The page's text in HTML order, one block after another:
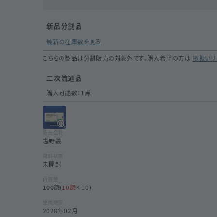
新品分割品
最新の在庫数を見る
こちらの製品は分割販売の対象外です。購入希望の方は 取扱いリ
二次流通品
購入可能数： 1点
塩野義
未開封
100 (10 ×10)
2028年02月